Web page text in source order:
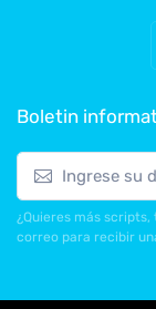
Boletin
¿Quieres más
correo para recibir